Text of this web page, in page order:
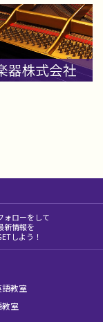
ォローをして
新情報を
しよう！
教室
室